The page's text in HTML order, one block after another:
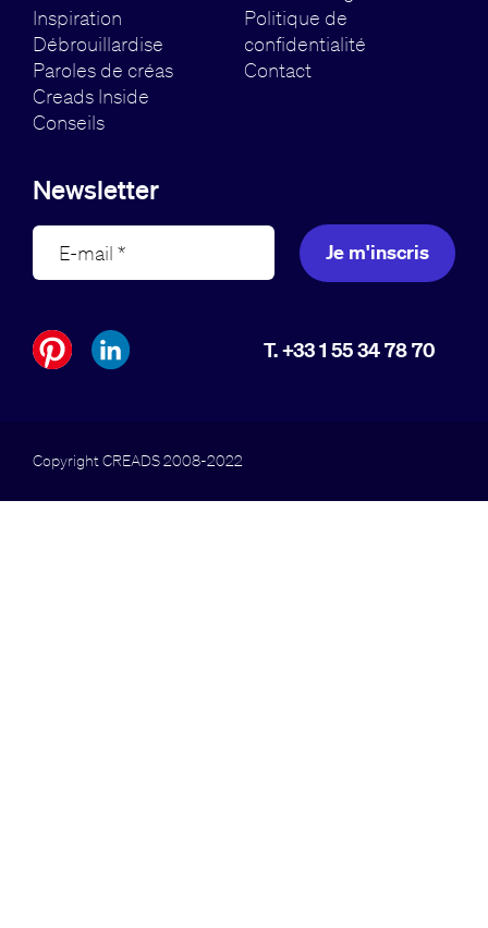
Inspiration
Débrouillardise
Paroles de créas
Creads Inside
Conseils
Politique de
confidentialité
Contact
Newsletter
Je m'inscris
T. +33 1 55 34 78 70
Copyright CREADS 2008-2022